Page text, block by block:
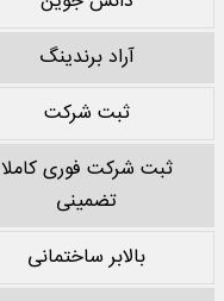
آراد برندینگ
ثبت شرکت
ثبت شرکت فوری کاملا
تضمینی
بالابر ساختمانی